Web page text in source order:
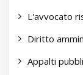
L'avvocato
Diritto
Appalti